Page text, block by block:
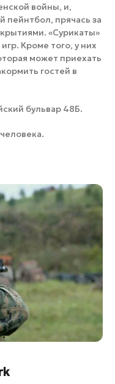
войны, и,
пейнтбол, прячась за
«Сурикаты»
Кроме того, у них
может приехать
гостей в
бульвар 48Б.